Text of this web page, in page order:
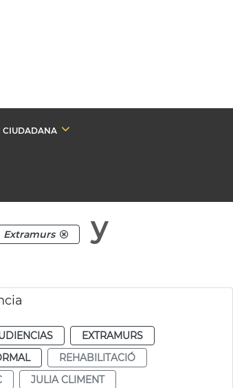
CIUDADANA
Extramurs
y
EXTRAMURS
REHABILITACIÓ
JULIA CLIMENT